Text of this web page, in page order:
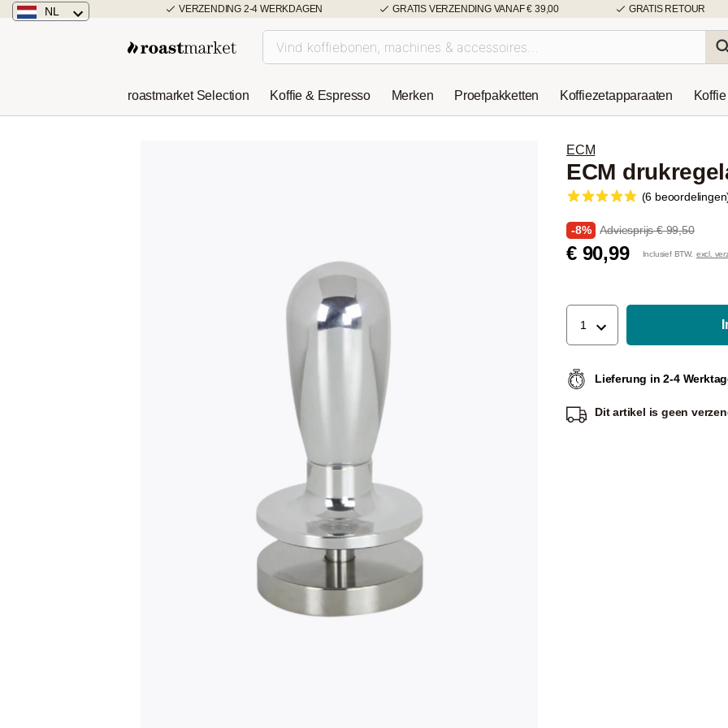
VERZENDING 2-4 WERKDAGEN GRATIS VERZENDING VANAF € 39,00 GRATIS RETOUR
NL
Österreich
roastmarket Selection Koffie & Espresso Merken Proefpakketten Koffiezetapparaaten
ECM
ECM
(6
-8% Adviesprijs € 99,50
€ 90,99 Inclusief BTW. excl.
1
Lieferung in 2-4
Dit artikel isgeen